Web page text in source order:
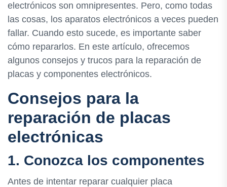
electrónicos son omnipresentes. Pero, como todas
las cosas, los aparatos electrónicos a veces pueden
fallar. Cuando esto sucede, es importante saber
cómo repararlos. En este artículo, ofrecemos
algunos consejos y trucos para la reparación de
placas y componentes electrónicos.
Consejos para la
reparación de placas
electrónicas
1. Conozca los componentes
Antes de intentar reparar cualquier placa